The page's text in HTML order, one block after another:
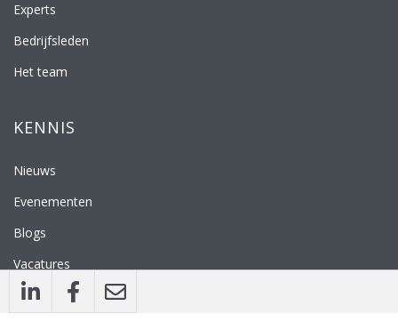
Experts
Bedrijfsleden
Het team
KENNIS
Nieuws
Evenementen
Blogs
Vacatures
Nieuwsbrief